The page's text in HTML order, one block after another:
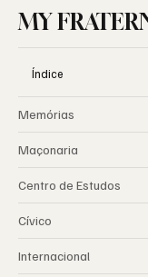
MY
Índice
Memórias
Maçonaria
Centro de Estudos
Cívico
Internacional